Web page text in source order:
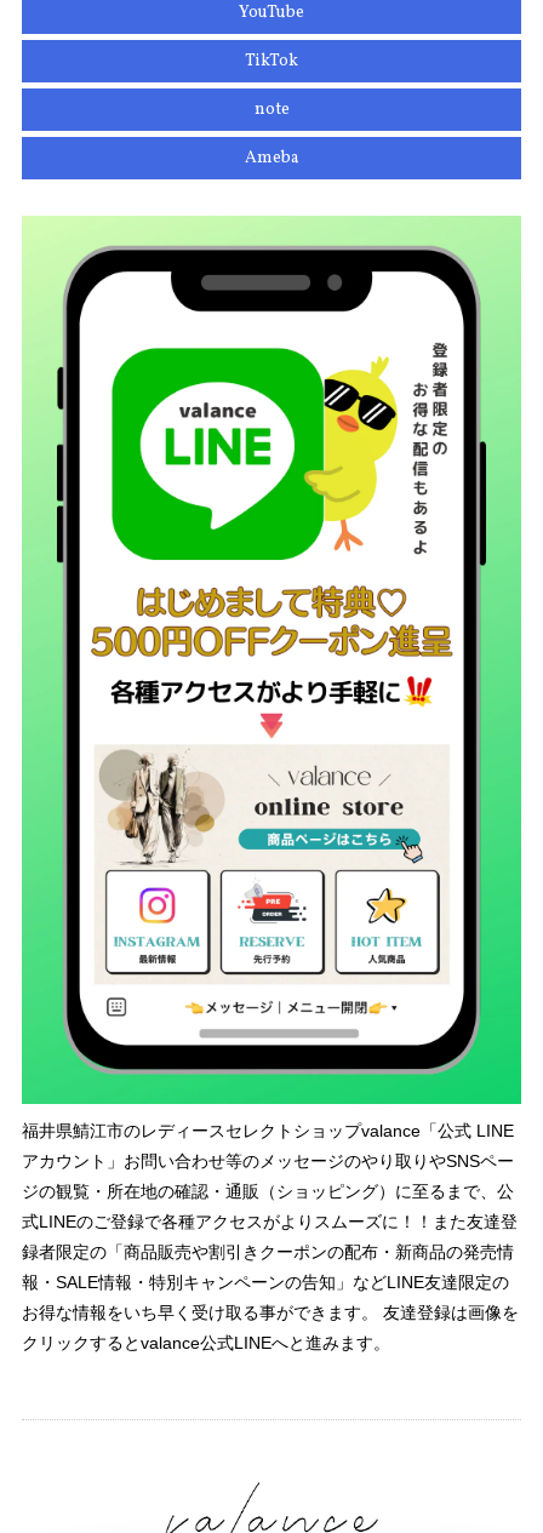
YouTube
TikTok
note
Ameba
福井県鯖江市のレディースセレクトショップvalance「公式 LINE
アカウント」お問い合わせ等のメッセージのやり取りやSNSペー
ジの観覧・所在地の確認・通販（ショッピング）に至るまで、公
式LINEのご登録で各種アクセスがよりスムーズに！！また友達登
録者限定の「商品販売や割引きクーポンの配布・新商品の発売情
報・SALE情報・特別キャンペーンの告知」などLINE友達限定の
お得な情報をいち早く受け取る事ができます。 友達登録は画像を
クリックするとvalance公式LINEへと進みます。